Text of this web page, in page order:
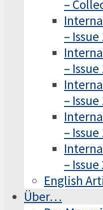
–
–
–
–
–
–
English
Über…